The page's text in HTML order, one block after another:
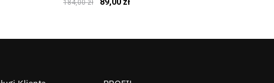
184,00zł